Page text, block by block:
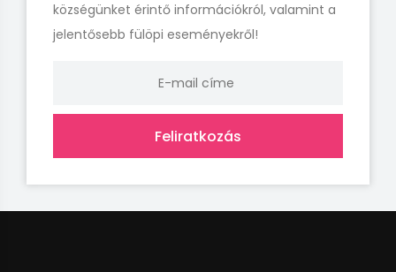
községünket érintő információkról, valamint a
jelentősebb fülöpi eseményekről!
Feliratkozás